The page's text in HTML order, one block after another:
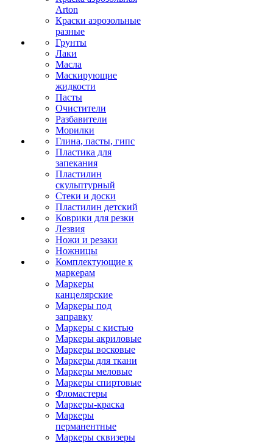
Arton
Краски аэрозольные
разные
Грунты
Лаки
Масла
Маскирующие
жидкости
Пасты
Очистители
Разбавители
Морилки
Глина, пасты, гипс
Пластика для
запекания
Пластилин
скульптурный
Стеки и доски
Пластилин детский
Коврики для резки
Лезвия
Ножи и резаки
Ножницы
Комплектующие к
маркерам
Маркеры
канцелярские
Маркеры под
заправку
Маркеры с кистью
Маркеры акриловые
Маркеры восковые
Маркеры для ткани
Маркеры меловые
Маркеры спиртовые
Фломастеры
Маркеры-краска
Маркеры
перманентные
Маркеры сквизеры